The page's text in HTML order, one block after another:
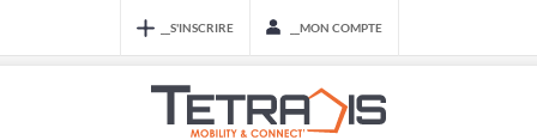
__S'INSCRIRE __MON COMPTE